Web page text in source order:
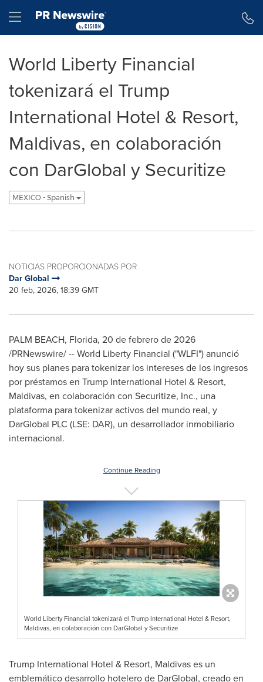
Hamburger menu
World Liberty Financial
tokenizará el Trump
International Hotel & Resort,
Maldivas, en colaboración
con DarGlobal y Securitize
MEXICO - Spanish
NOTICIAS PROPORCIONADAS POR
Dar Global
20 feb, 2026, 18:39 GMT
PALM BEACH, Florida, 20 de febrero de 2026
/PRNewswire/ -- World Liberty Financial ("WLFI") anunció
hoy sus planes para tokenizar los intereses de los ingresos
por préstamos en Trump International Hotel & Resort,
Maldivas, en colaboración con Securitize, Inc., una
plataforma para tokenizar activos del mundo real, y
DarGlobal PLC (LSE: DAR), un desarrollador inmobiliario
internacional.
Continue Reading
World Liberty Financial tokenizará el Trump International Hotel & Resort,
Maldivas, en colaboración con DarGlobal y Securitize
Trump International Hotel & Resort, Maldivas es un
emblemático desarrollo hotelero de DarGlobal, creado en